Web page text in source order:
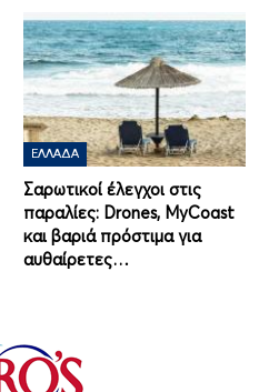
ΕΛΛΆΔΑ
Σαρωτικοί έλεγχοι στις
παραλίες: Drones, MyCoast
και βαριά πρόστιμα για
αυθαίρετες…